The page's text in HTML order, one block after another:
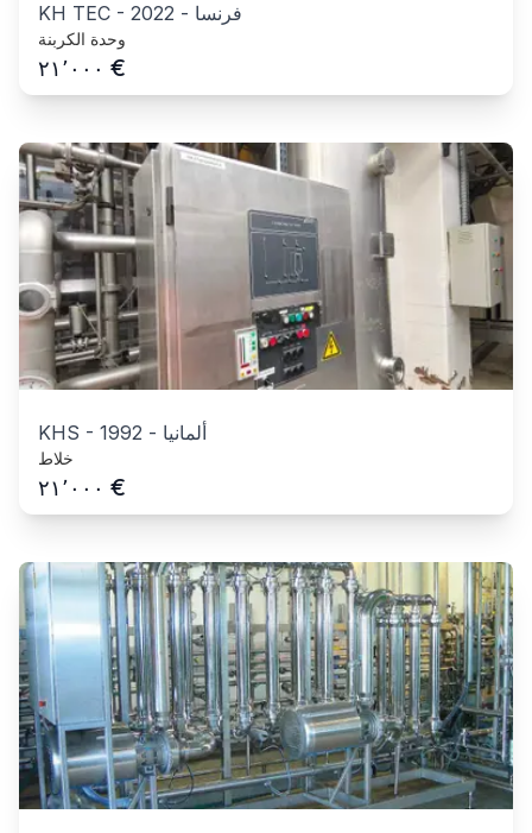
KH TEC - 2022 - فرنسا
وحدة الكربنة
٢١٬٠٠٠ €
KHS - 1992 - ألمانيا
خلاط
٢١٬٠٠٠ €